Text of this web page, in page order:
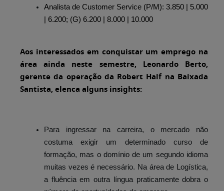
Analista de Customer Service (P/M): 3.850 | 5.000
| 6.200; (G) 6.200 | 8.000 | 10.000
Aos interessados em conquistar um emprego na
área ainda neste semestre, Leonardo Berto,
gerente da operação da Robert Half na Baixada
Santista, elenca alguns insights:
Para ingressar na carreira, o mercado não
costuma exigir um determinado curso de
formação, mas o domínio de um segundo idioma
muitas vezes é necessário. Na área de Logística,
a fluência em outra língua praticamente dobra o